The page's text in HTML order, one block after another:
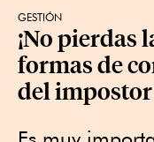
GESTIÓN
¡No pierdas
formas de
del impostor